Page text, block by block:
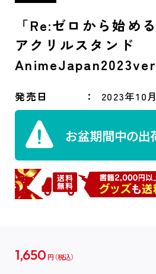
「Re:ゼロから始め
アクリルスタンド
発売日 2023年10
1,650 円